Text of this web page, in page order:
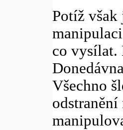
Potíž
co vysílat.
Všechno